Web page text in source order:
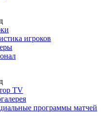
игроков
TV
программы матчей